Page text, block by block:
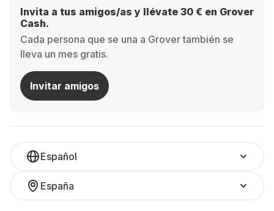
Invita a tus amigos/as y llévate 30 € en Grover
Cash.
Cada persona que se una a Grover también se
lleva un mes gratis.
Invitar amigos
Español
España